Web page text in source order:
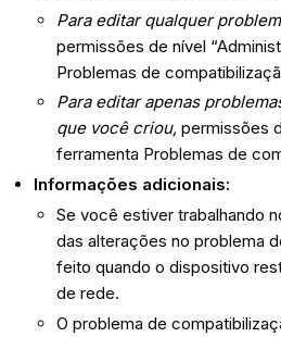
Para editar qualquer
permissões de nível
Problemas de
Para editar apenas
que você criou, permissões
ferramenta Problemas de
Informações adicionais:
Se você estiver trabalhando
das alterações no problema
feito quando o dispositivo
de rede.
O problema de